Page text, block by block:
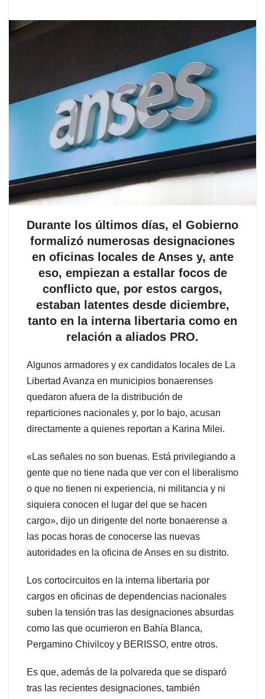
Durante los últimos días, el Gobierno
formalizó numerosas designaciones
en oficinas locales de Anses y, ante
eso, empiezan a estallar focos de
conflicto que, por estos cargos,
estaban latentes desde diciembre,
tanto en la interna libertaria como en
relación a aliados PRO.
Algunos armadores y ex candidatos locales de La
Libertad Avanza en municipios bonaerenses
quedaron afuera de la distribución de
reparticiones nacionales y, por lo bajo, acusan
directamente a quienes reportan a Karina Milei.
«Las señales no son buenas. Está privilegiando a
gente que no tiene nada que ver con el liberalismo
o que no tienen ni experiencia, ni militancia y ni
siquiera conocen el lugar del que se hacen
cargo», dijo un dirigente del norte bonaerense a
las pocas horas de conocerse las nuevas
autoridades en la oficina de Anses en su distrito.
Los cortocircuitos en la interna libertaria por
cargos en oficinas de dependencias nacionales
suben la tensión tras las designaciones absurdas
como las que ocurrieron en Bahía Blanca,
Pergamino Chivilcoy y BERISSO, entre otros.
Es que, además de la polvareda que se disparó
tras las recientes designaciones, también